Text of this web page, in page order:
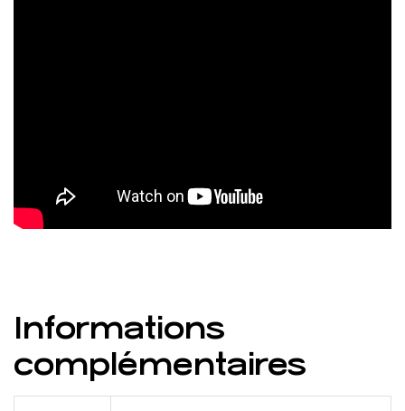
Informations
complémentaires